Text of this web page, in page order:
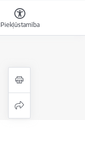
Piekļūstamība